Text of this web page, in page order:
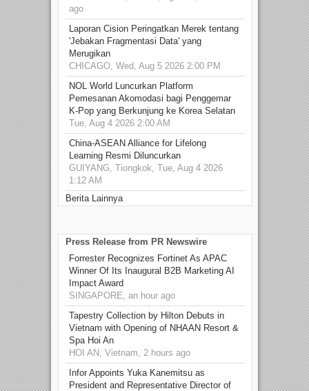
ago
Laporan Cision Peringatkan Merek tentang
'Jebakan Fragmentasi Data' yang
Merugikan
CHICAGO, Wed, Aug 5 2026 2:00 PM
NOL World Luncurkan Platform
Pemesanan Akomodasi bagi Penggemar
K-Pop yang Berkunjung ke Korea Selatan
Tue, Aug 4 2026 2:00 AM
China-ASEAN Alliance for Lifelong
Learning Resmi Diluncurkan
GUIYANG, Tiongkok, Tue, Aug 4 2026
1:12 AM
Berita Lainnya
Press Release from PR Newswire
Forrester Recognizes Fortinet As APAC
Winner Of Its Inaugural B2B Marketing AI
Impact Award
SINGAPORE, an hour ago
Tapestry Collection by Hilton Debuts in
Vietnam with Opening of NHAAN Resort &
Spa Hoi An
HOI AN, Vietnam, 2 hours ago
Infor Appoints Yuka Kanemitsu as
President and Representative Director of